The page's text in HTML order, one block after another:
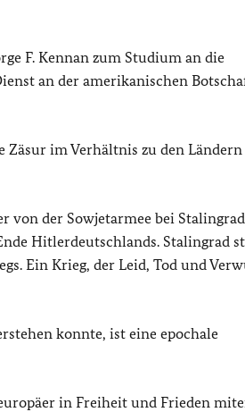
F. Kennan zum Studium an die
an der amerikanischen
im Verhältnis zu den Ländern
von der Sowjetarmee bei Stalingrad
Hitlerdeutschlands. Stalingrad
Ein Krieg, der Leid, Tod und
konnte, ist eine epochale
in Freiheit und Frieden